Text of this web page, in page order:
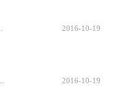
2016-10-19
2016-10-19